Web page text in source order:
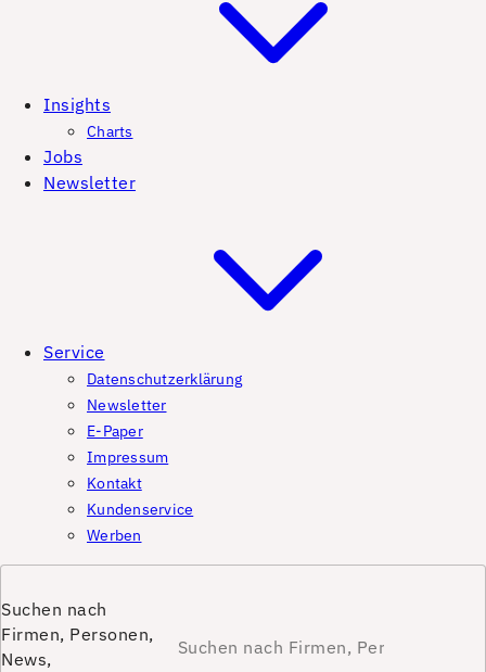
Insights
Charts
Jobs
Newsletter
Service
Datenschutzerklärung
Newsletter
E-Paper
Impressum
Kontakt
Kundenservice
Werben
Suchen nach
Firmen, Personen,
News,